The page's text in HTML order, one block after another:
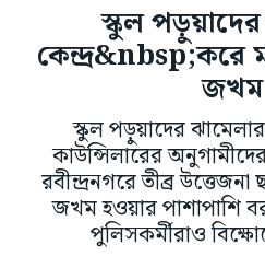
স্কুল
কেন্দ্র&nbsp;করে
স্কুল পড়ুয়াদের
কাউন্সিলারের
রবীন্দ্রনগরে তীব্র
জখম হওয়ার পাশাপাশি
পুলিসকর্মীরাও